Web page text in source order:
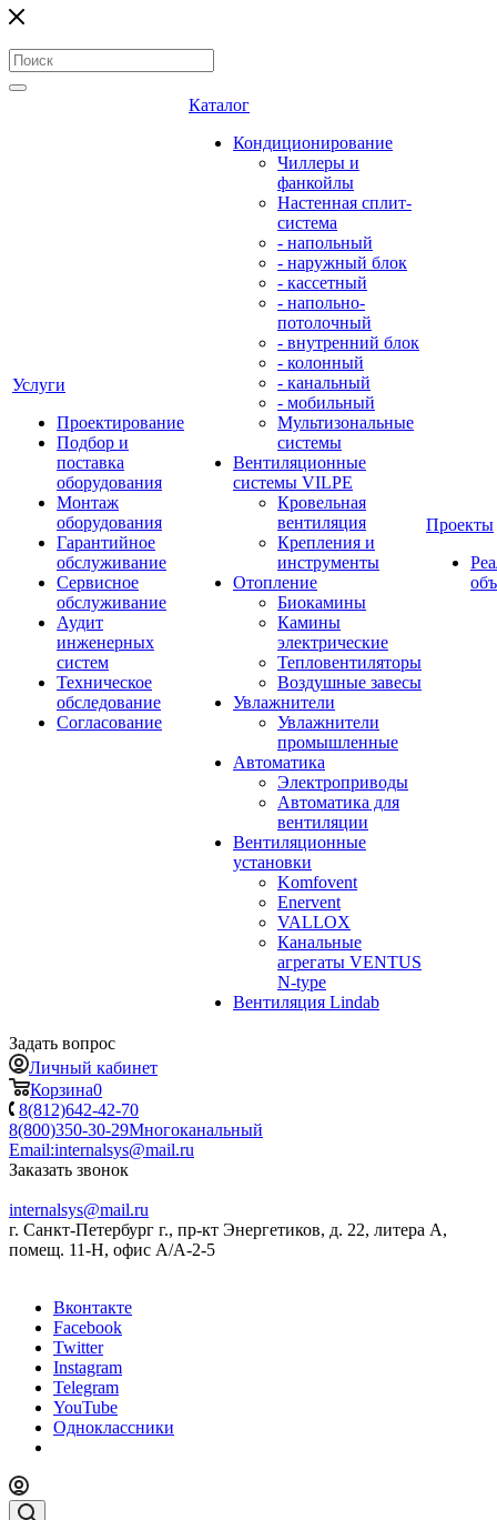
Услуги
Проектирование
Подбор и
поставка
оборудования
Монтаж
оборудования
Гарантийное
обслуживание
Сервисное
обслуживание
Аудит
инженерных
систем
Техническое
обследование
Согласование
Каталог
Кондиционирование
Чиллеры и
фанкойлы
Настенная сплит-
система
- напольный
- наружный блок
- кассетный
- напольно-
потолочный
- внутренний блок
- колонный
- канальный
- мобильный
Мультизональные
системы
Вентиляционные
системы VILPE
Кровельная
вентиляция
Крепления и
инструменты
Отопление
Биокамины
Камины
электрические
Тепловентиляторы
Воздушные завесы
Увлажнители
Увлажнители
промышленные
Автоматика
Электроприводы
Автоматика для
вентиляции
Вентиляционные
установки
Komfovent
Enervent
VALLOX
Канальные
агрегаты VENTUS
N-type
Вентиляция Lindab
Проекты
Задать вопрос
Личный кабинет
Корзина0
8(812)642-42-70
8(800)350-30-29Многоканальный
Email:internalsys@mail.ru
Заказать звонок
internalsys@mail.ru
г. Санкт-Петербург г., пр-кт Энергетиков, д. 22, литера А,
помещ. 11-Н, офис А/А-2-5
Вконтакте
Facebook
Twitter
Instagram
Telegram
YouTube
Одноклассники